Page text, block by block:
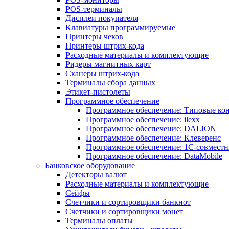
POS-терминалы
Дисплеи покупателя
Клавиатуры программируемые
Принтеры чеков
Принтеры штрих-кода
Расходные материалы и комплектующие
Ридеры магнитных карт
Сканеры штрих-кода
Терминалы сбора данных
Этикет-пистолеты
Программное обеспечение
Программное обеспечение: Типовые
Программное обеспечение: ilexx
Программное обеспечение: DALION
Программное обеспечение: Клеверенс
Программное обеспечение: 1С-
Программное обеспечение: DataMobile
Банковское оборудование
Детекторы валют
Расходные материалы и комплектующие
Сейфы
Счетчики и сортировщики банкнот
Счетчики и сортировщики монет
Терминалы оплаты